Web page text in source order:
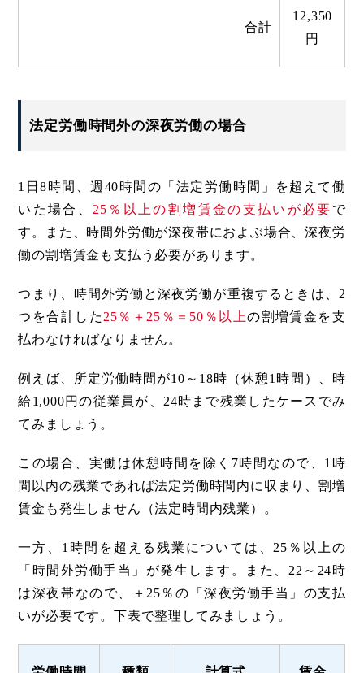
合計
12,350
円
法定労働時間外の深夜労働の場合
1日8時間、週40時間の「法定労働時間」を超えて働
いた場合、 25％以上の割増賃金の支払いが必要 で
す。また、時間外労働が深夜帯におよぶ場合、深夜労
働の割増賃金も支払う必要があります。
つまり、時間外労働と深夜労働が重複するときは、2
つを合計した 25％＋25％＝50％以上の割増賃金を支
払わなければなりません。
例えば、所定労働時間が10～18時（休憩1時間）、時
給1,000円の従業員が、24時まで残業したケースでみ
てみましょう。
この場合、実働は休憩時間を除く7時間なので、1時
間以内の残業であれば法定労働時間内に収まり、割増
賃金も発生しません（法定時間内残業）。
一方、1時間を超える残業については、25％以上の
「時間外労働手当」が発生します。また、22～24時
は深夜帯なので、＋25％の「深夜労働手当」の支払
いが必要です。下表で整理してみましょう。